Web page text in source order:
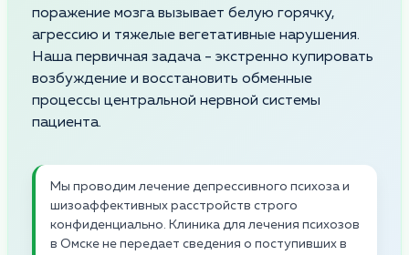
поражение мозга вызывает белую горячку,
агрессию и тяжелые вегетативные нарушения.
Наша первичная задача - экстренно купировать
возбуждение и восстановить обменные
процессы центральной нервной системы
пациента.
Мы проводим лечение депрессивного психоза и
шизоаффективных расстройств строго
конфиденциально. Клиника для лечения психозов
в Омске не передает сведения о поступивших в